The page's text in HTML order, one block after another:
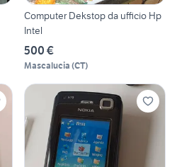
Computer Dekstop da ufficio Hp
Intel
500 €
Mascalucia (CT)